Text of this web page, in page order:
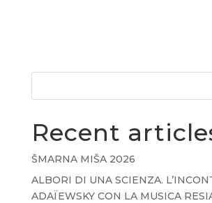
Recent
ŠMARNA MIŠA 2026
ALBORI DI UNA SCIENZA.
ADAÏEWSKY CON LA MUSICA